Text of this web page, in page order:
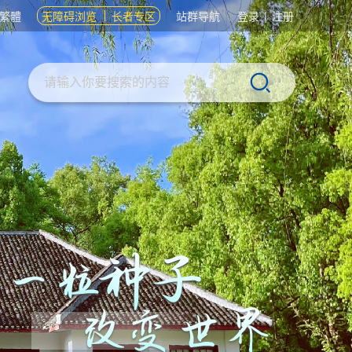
繁體 无障碍浏览 长者专区 站群导航 登录|注册